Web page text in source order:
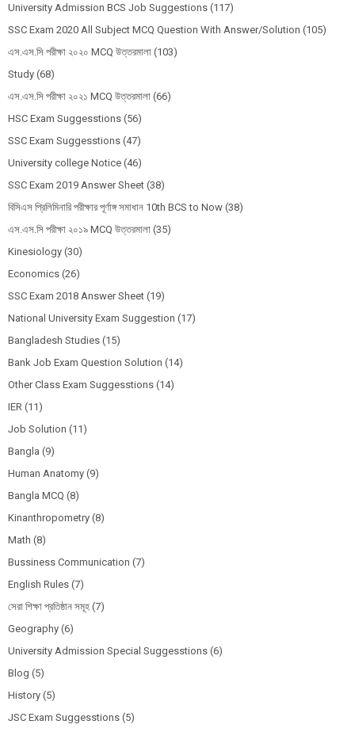
University Admission BCS Job Suggestions (117)
SSC Exam 2020 All Subject MCQ Question With Answer/Solution (105)
এস.এস.সি পরীক্ষা ২০২০ MCQ উত্তরমালা (103)
Study (68)
এস.এস.সি পরীক্ষা ২০২১ MCQ উত্তরমালা (66)
HSC Exam Suggesstions (56)
SSC Exam Suggesstions (47)
University college Notice (46)
SSC Exam 2019 Answer Sheet (38)
বিসিএস প্রিলিমিনারি পরীক্ষার পূর্ণাঙ্গ সমাধান 10th BCS to Now (38)
এস.এস.সি পরীক্ষা ২০১৯ MCQ উত্তরমালা (35)
Kinesiology (30)
Economics (26)
SSC Exam 2018 Answer Sheet (19)
National University Exam Suggestion (17)
Bangladesh Studies (15)
Bank Job Exam Question Solution (14)
Other Class Exam Suggesstions (14)
IER (11)
Job Solution (11)
Bangla (9)
Human Anatomy (9)
Bangla MCQ (8)
Kinanthropometry (8)
Math (8)
Bussiness Communication (7)
English Rules (7)
সেরা শিক্ষা প্রতিষ্ঠান সমূহ (7)
Geography (6)
University Admission Special Suggesstions (6)
Blog (5)
History (5)
JSC Exam Suggesstions (5)